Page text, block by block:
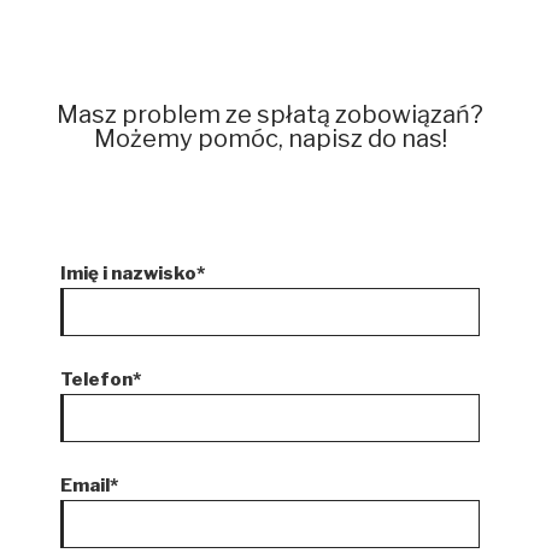
Masz problem ze spłatą zobowiązań?
Możemy pomóc, napisz do nas!
Imię i nazwisko*
Telefon*
Email*